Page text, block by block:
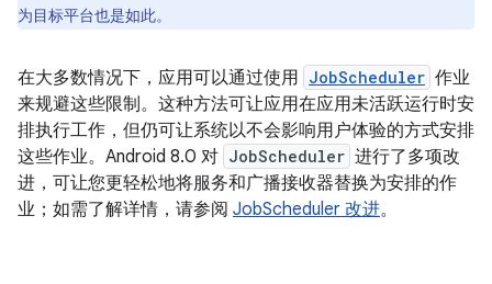
为目标平台也是如此。
在大多数情况下，应用可以通过使用 JobScheduler 作业
来规避这些限制。这种方法可让应用在应用未活跃运行时安
排执行工作，但仍可让系统以不会影响用户体验的方式安排
这些作业。Android 8.0 对 JobScheduler 进行了多项改
进，可让您更轻松地将服务和广播接收器替换为安排的作
业；如需了解详情，请参阅 JobScheduler 改进。